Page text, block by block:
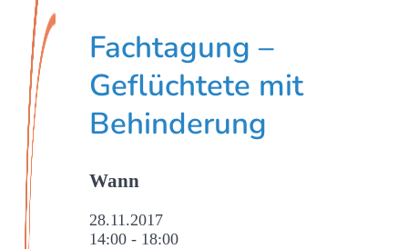
Fachtagung –
Geflüchtete mit
Behinderung
Wann
28.11.2017
14:00 - 18:00